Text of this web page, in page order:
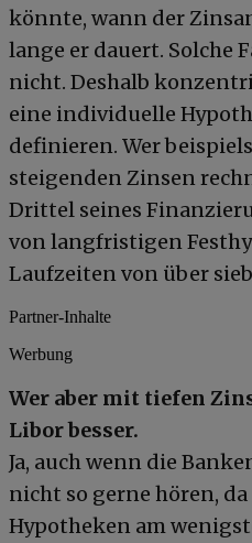
könnte, wann der
lange er dauert. Solche
nicht. Deshalb
eine individuelle
definieren. Wer
steigenden Zinsen
Drittel seines
von langfristigen
Laufzeiten von über
Partner-Inhalte
Werbung
Wer aber mit tiefen
Libor besser.
Ja, auch wenn die
nicht so gerne hören,
Hypotheken am